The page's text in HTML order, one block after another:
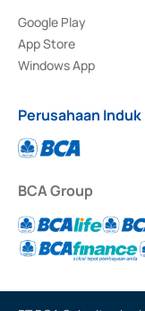
Google Play
App Store
Windows App
Perusahaan Induk
BCA Group